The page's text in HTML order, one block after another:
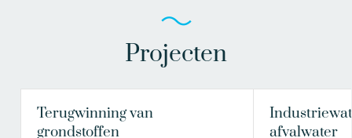
dr.ir. Nikki van Bel
Projecten
Terugwinning van
grondstoffen
afvalwater